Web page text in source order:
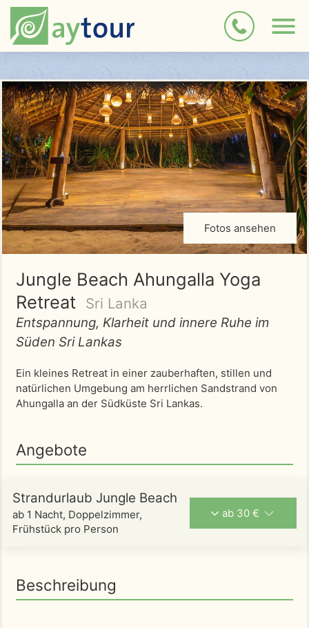
Fotos ansehen
Jungle Beach Ahungalla Yoga
Retreat
Sri Lanka
Entspannung, Klarheit und innere Ruhe im
Süden Sri Lankas
Ein kleines Retreat in einer zauberhaften, stillen und
natürlichen Umgebung am herrlichen Sandstrand von
Ahungalla an der Südküste Sri Lankas.
Angebote
Strandurlaub Jungle Beach
ab 1 Nacht, Doppelzimmer,
Frühstück pro Person
ab 30 €
Beschreibung